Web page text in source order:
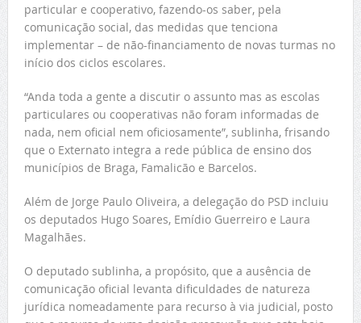
particular e cooperativo, fazendo-os saber, pela
comunicação social, das medidas que tenciona
implementar – de não-financiamento de novas turmas no
início dos ciclos escolares.
“Anda toda a gente a discutir o assunto mas as escolas
particulares ou cooperativas não foram informadas de
nada, nem oficial nem oficiosamente”, sublinha, frisando
que o Externato integra a rede pública de ensino dos
municípios de Braga, Famalicão e Barcelos.
Além de Jorge Paulo Oliveira, a delegação do PSD incluiu
os deputados Hugo Soares, Emídio Guerreiro e Laura
Magalhães.
O deputado sublinha, a propósito, que a ausência de
comunicação oficial levanta dificuldades de natureza
jurídica nomeadamente para recurso à via judicial, posto